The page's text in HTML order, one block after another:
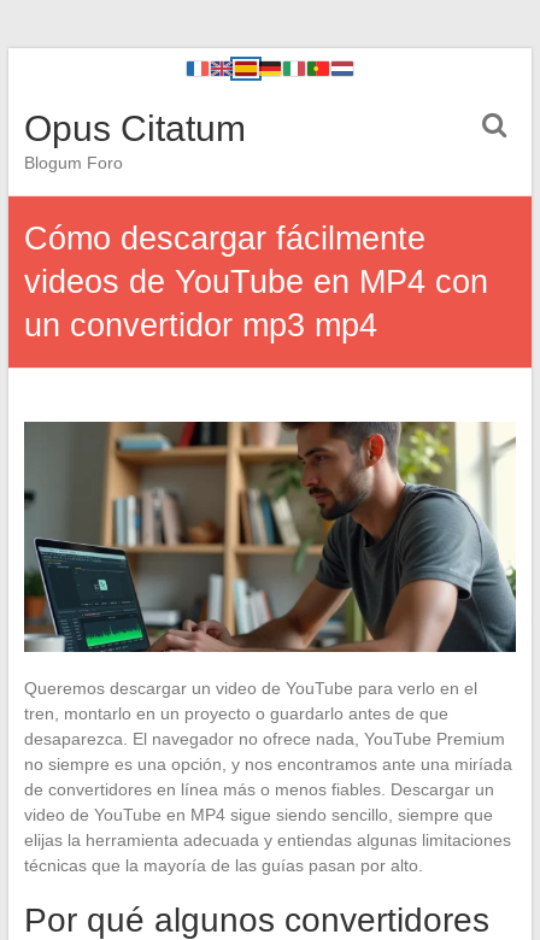
Opus Citatum
Blogum Foro
Cómo descargar fácilmente
videos de YouTube en MP4 con
un convertidor mp3 mp4
Queremos descargar un video de YouTube para verlo en el
tren, montarlo en un proyecto o guardarlo antes de que
desaparezca. El navegador no ofrece nada, YouTube Premium
no siempre es una opción, y nos encontramos ante una miríada
de convertidores en línea más o menos fiables. Descargar un
video de YouTube en MP4 sigue siendo sencillo, siempre que
elijas la herramienta adecuada y entiendas algunas limitaciones
técnicas que la mayoría de las guías pasan por alto.
Por qué algunos convertidores